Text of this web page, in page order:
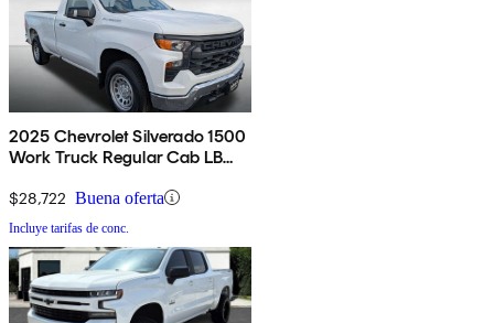
2025 Chevrolet Silverado 1500
Work Truck Regular Cab LB
$28,722 Buena oferta
Incluye tarifas de conc.